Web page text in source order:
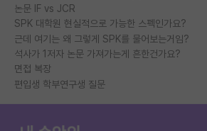
논문 IF vs JCR
SPK 대학원 현실적으로 가능한 스펙인가요?
근데 여기는 왜 그렇게 SPK를 물어보는거임?
석사가 1저자 논문 가져가는게 흔한건가요?
면접 복장
편입생 학부연구생 질문